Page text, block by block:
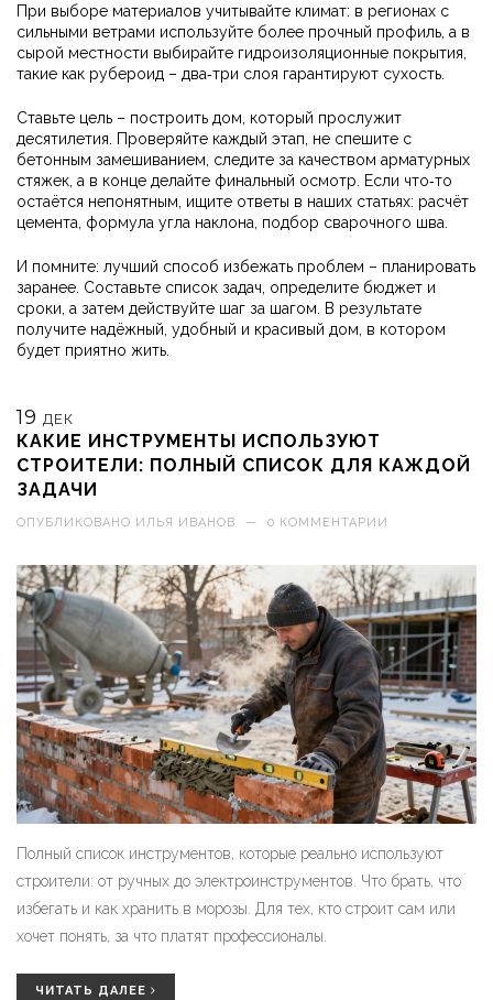
При выборе материалов учитывайте климат: в регионах с
сильными ветрами используйте более прочный профиль, а в
сырой местности выбирайте гидроизоляционные покрытия,
такие как рубероид – два‑три слоя гарантируют сухость.
Ставьте цель – построить дом, который прослужит
десятилетия. Проверяйте каждый этап, не спешите с
бетонным замешиванием, следите за качеством арматурных
стяжек, а в конце делайте финальный осмотр. Если что‑то
остаётся непонятным, ищите ответы в наших статьях: расчёт
цемента, формула угла наклона, подбор сварочного шва.
И помните: лучший способ избежать проблем – планировать
заранее. Составьте список задач, определите бюджет и
сроки, а затем действуйте шаг за шагом. В результате
получите надёжный, удобный и красивый дом, в котором
будет приятно жить.
19 ДЕК
КАКИЕ ИНСТРУМЕНТЫ ИСПОЛЬЗУЮТ
СТРОИТЕЛИ: ПОЛНЫЙ СПИСОК ДЛЯ КАЖДОЙ
ЗАДАЧИ
ОПУБЛИКОВАНО ИЛЬЯ ИВАНОВ — 0 КОММЕНТАРИИ
Полный список инструментов, которые реально используют
строители: от ручных до электроинструментов. Что брать, что
избегать и как хранить в морозы. Для тех, кто строит сам или
хочет понять, за что платят профессионалы.
ЧИТАТЬ ДАЛЕЕ